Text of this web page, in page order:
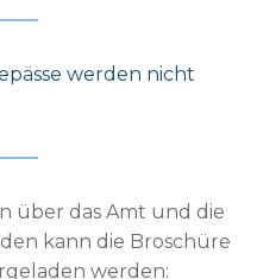
über das Amt und die
kann die Broschüre
werden: